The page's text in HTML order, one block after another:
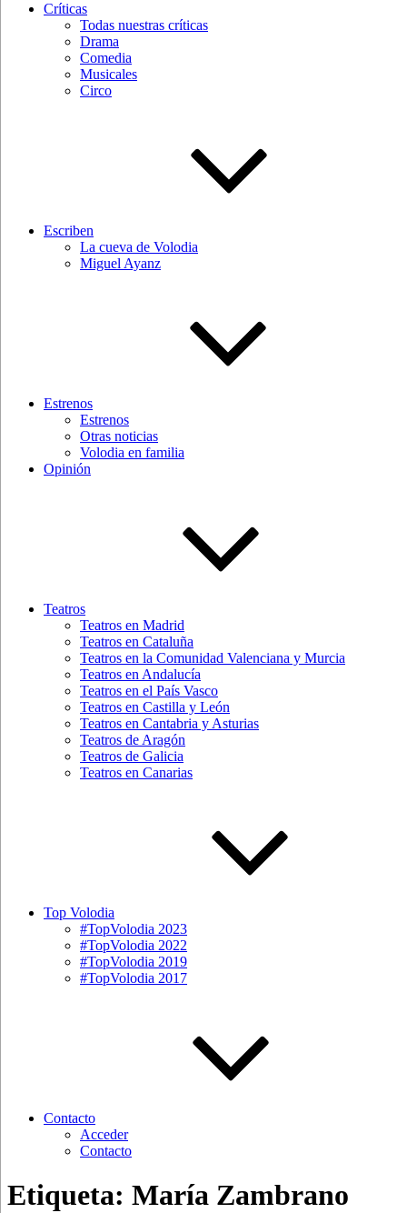
Críticas
Todas nuestras críticas
Drama
Comedia
Musicales
Circo
Escriben
La cueva de Volodia
Miguel Ayanz
Estrenos
Estrenos
Otras noticias
Volodia en familia
Opinión
Teatros
Teatros en Madrid
Teatros en Cataluña
Teatros en la Comunidad Valenciana y Murcia
Teatros en Andalucía
Teatros en el País Vasco
Teatros en Castilla y León
Teatros en Cantabria y Asturias
Teatros de Aragón
Teatros de Galicia
Teatros en Canarias
Top Volodia
#TopVolodia 2023
#TopVolodia 2022
#TopVolodia 2019
#TopVolodia 2017
Contacto
Acceder
Contacto
Etiqueta: María Zambrano